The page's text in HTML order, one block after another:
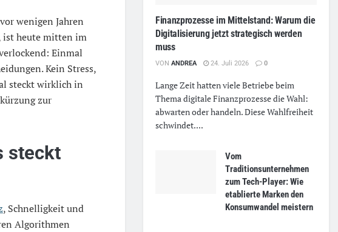
wenigen Jahren
ist heute mitten im
Einmal
Kein Stress,
steckt wirklich in
zur
steckt
, Schnelligkeit und
Algorithmen
Finanzprozesse im Mittelstand: Warum die
Digitalisierung jetzt strategisch werden
muss
VON ANDREA 24. Juli 2026 0
Lange Zeit hatten viele Betriebe beim
Thema digitale Finanzprozesse die Wahl:
abwarten oder handeln. Diese Wahlfreiheit
schwindet....
Vom
Traditionsunternehmen
zum Tech-Player: Wie
etablierte Marken den
Konsumwandel meistern